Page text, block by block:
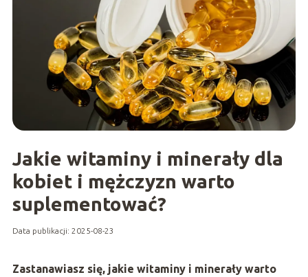
Jakie witaminy i minerały dla
kobiet i mężczyzn warto
suplementować?
Data publikacji: 2025-08-23
Zastanawiasz się, jakie witaminy i minerały warto